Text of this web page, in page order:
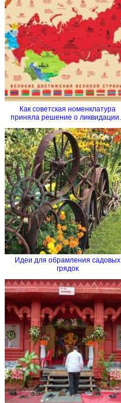
Как советская номенклатура
приняла решение о ликвидации...
Идеи для обрамления садовых
грядок